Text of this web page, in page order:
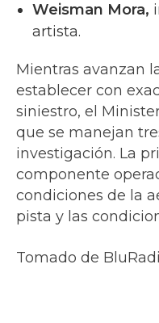
Weisman Mora,
artista.
Mientras avanzan
establecer con
siniestro, el
que se manejan
investigación. La
componente
condiciones de la
pista y las
Tomado de